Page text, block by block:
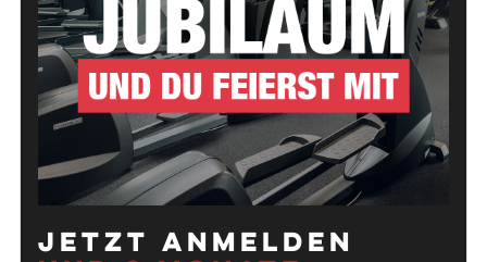
JETZT ANMELDEN